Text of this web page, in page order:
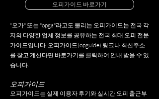
오피가이드 바로가기
"오가" 또는 "opga"라고도 불리는 오피가이드는 전국 각
지의 다양한 업체 정보를 공유하는 전국 최대 오피 전문
가이드입니다. 오피가이드(opguide) 링크나 최신주소
를 찾고 계신다면 바로가기를 클릭하여 안내 받을 수 있
습니다.
오피가이드
오피가이드는 실제 이용자 후기와 실시간 오피 출근부